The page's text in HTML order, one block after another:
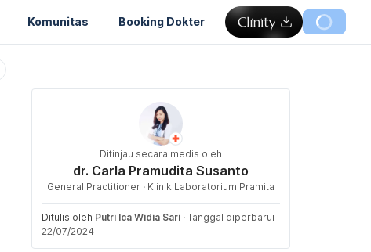
Komunitas Booking Dokter
Ditinjau secara medis oleh
dr. Carla Pramudita Susanto
General Practitioner · Klinik Laboratorium Pramita
Ditulis oleh Putri Ica Widia Sari · Tanggal diperbarui
22/07/2024